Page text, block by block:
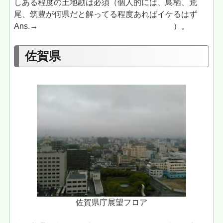
しある程度の土地勘は必須（個人的には、鳥栖、荒
尾、筑豊が何県だと解ってる程度あればイケるはず
Ans.→
）。
佐賀県
佐賀県庁展望フロア